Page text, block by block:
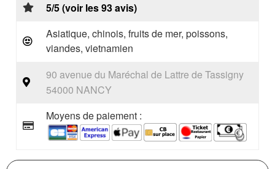
5/5 (voir les 93 avis)
Asiatique, chinois, fruits de mer, poissons,
viandes, vietnamien
90 avenue du Maréchal de Lattre de Tassigny
54000 NANCY
Moyens de paiement :